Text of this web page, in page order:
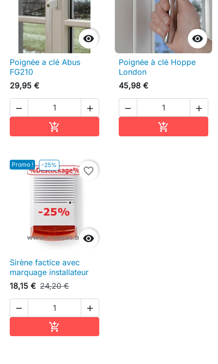

Poignée a clé Abus
FG210
29,95 €
 


Poignée à clé Hoppe
London
45,98 €
 

Promo ! -25%

favorite_border
Sirène factice avec
marquage installateur
18,15 € 24,20 €
 
